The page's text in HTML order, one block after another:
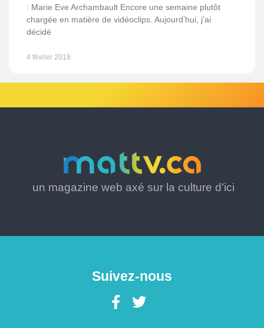
: Marie Eve Archambault Encore une semaine plutôt
chargée en matière de vidéoclips. Aujourd’hui, j’ai
décidé
4 février 2018
un magazine web axé sur la culture d’ici
Suivez-nous